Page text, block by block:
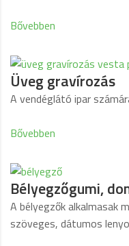
Bővebben
Üveg gravírozás
A vendéglátó ipar
Bővebben
Bélyegzőgumi,
A bélyegzők alkalmasak
szöveges, dátumos